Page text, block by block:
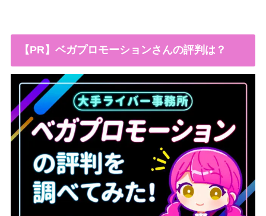
【PR】ベガプロモーションさんの評判は？